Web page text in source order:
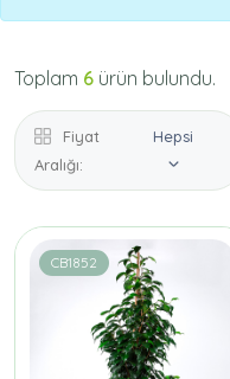
Toplam 6 ürün bulundu.
Fiyat
Aralığı:
Hepsi
CB1852